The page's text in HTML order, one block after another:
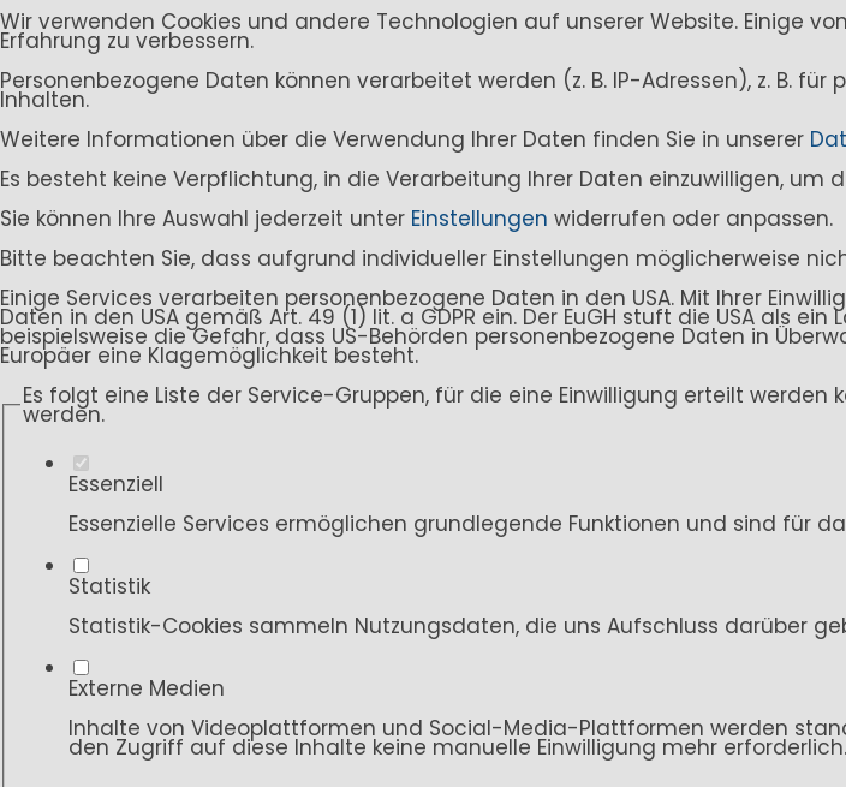
Wir verwenden Cookies und andere Technologien auf unserer Website. Einige
Erfahrung zu verbessern.
Personenbezogene Daten können verarbeitet werden (z. B. IP-Adressen), z. B.
Inhalten.
Weitere Informationen über die Verwendung Ihrer Daten finden Sie in unserer
Es besteht keine Verpflichtung, in die Verarbeitung Ihrer Daten einzuwilligen, um
Sie können Ihre Auswahl jederzeit unter Einstellungen widerrufen oder anpassen.
Bitte beachten Sie, dass aufgrund individueller Einstellungen möglicherweise
Einige Services verarbeiten personenbezogene Daten in den USA. Mit Ihrer
Daten in den USA gemäß Art. 49 (1) lit. a GDPR ein. Der EuGH stuft die USA als
beispielsweise die Gefahr, dass US-Behörden personenbezogene Daten in
Europäer eine Klagemöglichkeit besteht.
Es folgt eine Liste der Service-Gruppen, für die eine Einwilligung erteilt
werden.
Essenziell
Essenzielle Services ermöglichen grundlegende Funktionen und sind für
Statistik
Statistik-Cookies sammeln Nutzungsdaten, die uns Aufschluss darüber
Externe Medien
Inhalte von Videoplattformen und Social-Media-Plattformen werden
den Zugriff auf diese Inhalte keine manuelle Einwilligung mehr erforderlich.